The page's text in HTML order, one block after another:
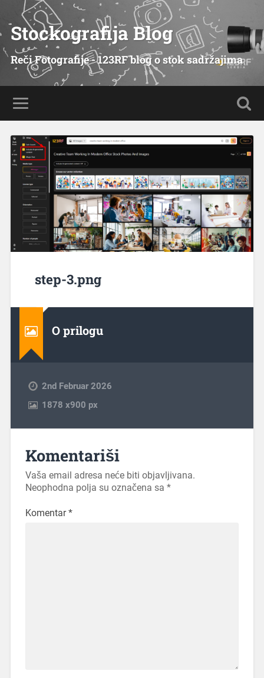
Stockografija Blog
Reči Fotografije - 123RF blog o stok sadržajima
step-3.png
O prilogu
2nd Februar 2026
1878 x900 px
Komentariši
Vaša email adresa neće biti objavljivana.
Neophodna polja su označena sa *
Komentar*